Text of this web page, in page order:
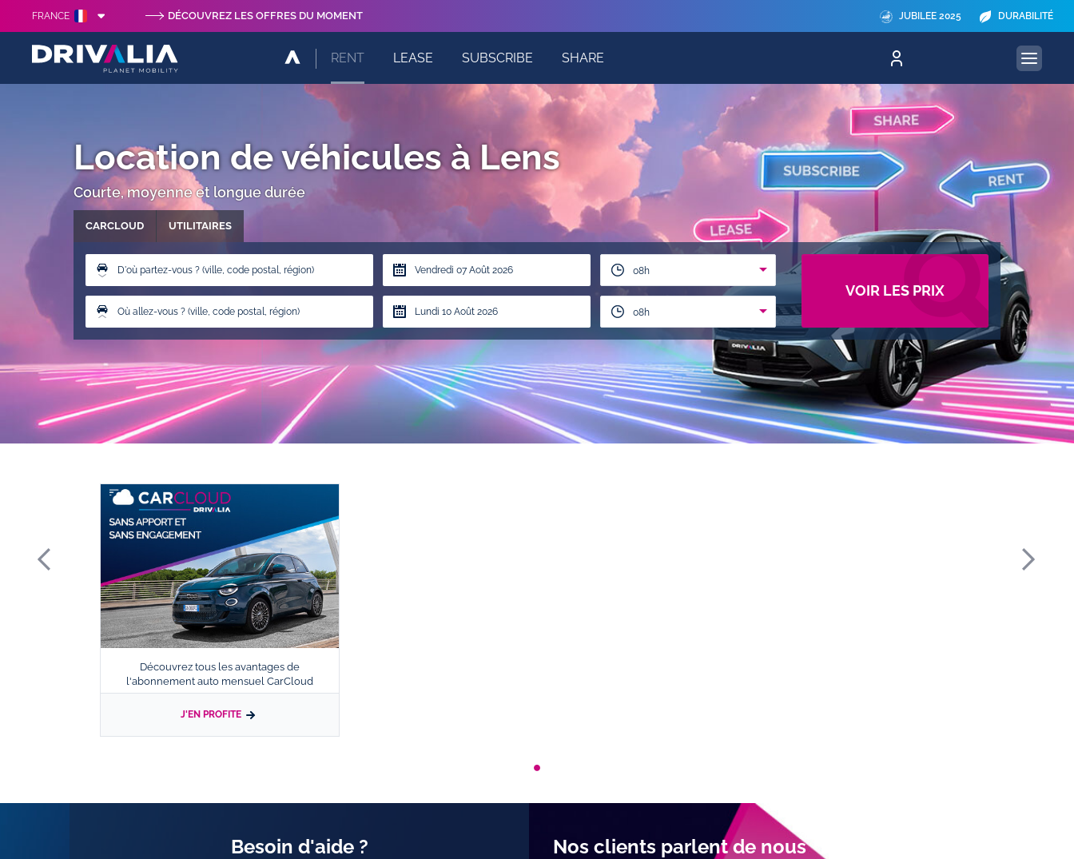
FRANCE DÉCOUVREZ LES OFFRES DU MOMENT JUBILEE 2025 DURABILITÉ
RENT LEASE SUBSCRIBE SHARE
Location de véhicules à Lens
Courte, moyenne et longue durée
CARCLOUD UTILITAIRES
D'où partez-vous ? (ville, code postal, région) 08h
Où allez-vous ? (ville, code postal, région) 08h
VOIR LES PRIX
Découvrez tous les avantages de
l'abonnement auto mensuel CarCloud
J'EN PROFITE
Besoin d'aide ? Nos clients parlent de nous